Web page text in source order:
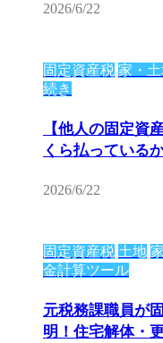
2026/6/22
固定資産税 家・
続き
【他人の固定資
くら払っている
2026/6/22
固定資産税 土地
金計算ツール
元税務課職員が
明！住宅解体・